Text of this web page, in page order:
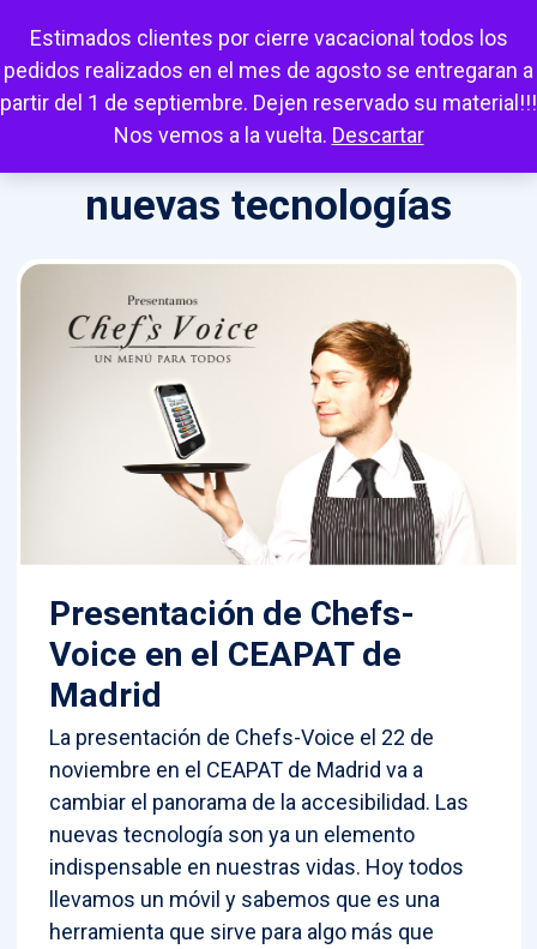
Estimados clientes por cierre vacacional todos los
pedidos realizados en el mes de agosto se entregaran a
partir del 1 de septiembre. Dejen reservado su material!!!
Nos vemos a la vuelta. Descartar
Mi cuenta Carrito Favoritos Escuchar
nuevas tecnologías
Presentación de Chefs-
Voice en el CEAPAT de
Madrid
La presentación de Chefs-Voice el 22 de
noviembre en el CEAPAT de Madrid va a
cambiar el panorama de la accesibilidad. Las
nuevas tecnología son ya un elemento
indispensable en nuestras vidas. Hoy todos
llevamos un móvil y sabemos que es una
herramienta que sirve para algo más que